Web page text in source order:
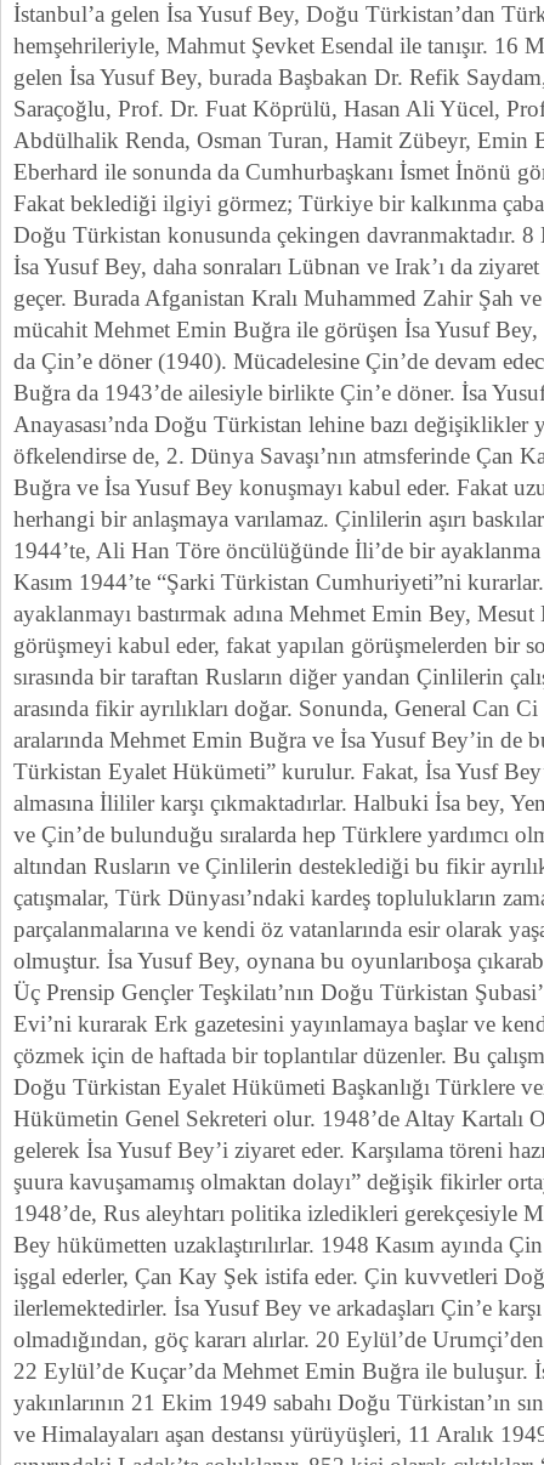
İstanbul’a gelen İsa Yusuf Bey, Doğu Türkistan’dan
hemşehrileriyle, Mahmut Şevket Esendal ile tanışır. 16
gelen İsa Yusuf Bey, burada Başbakan Dr. Refik
Saraçoğlu, Prof. Dr. Fuat Köprülü, Hasan Ali Yücel,
Abdülhalik Renda, Osman Turan, Hamit Zübeyr, Emin
Eberhard ile sonunda da Cumhurbaşkanı İsmet İnönü
Fakat beklediği ilgiyi görmez; Türkiye bir kalkınma
Doğu Türkistan konusunda çekingen davranmaktadır. 8
İsa Yusuf Bey, daha sonraları Lübnan ve Irak’ı da
geçer. Burada Afganistan Kralı Muhammed Zahir Şah
mücahit Mehmet Emin Buğra ile görüşen İsa Yusuf Bey,
da Çin’e döner (1940). Mücadelesine Çin’de devam
Buğra da 1943’de ailesiyle birlikte Çin’e döner. İsa
Anayasası’nda Doğu Türkistan lehine bazı değişiklikler
öfkelendirse de, 2. Dünya Savaşı’nın atmsferinde Çan
Buğra ve İsa Yusuf Bey konuşmayı kabul eder. Fakat
herhangi bir anlaşmaya varılamaz. Çinlilerin aşırı
1944’te, Ali Han Töre öncülüğünde İli’de bir
Kasım 1944’te “Şarki Türkistan Cumhuriyeti”ni
ayaklanmayı bastırmak adına Mehmet Emin Bey,
görüşmeyi kabul eder, fakat yapılan görüşmelerden bir
sırasında bir taraftan Rusların diğer yandan Çinlilerin
arasında fikir ayrılıkları doğar. Sonunda, General Can Ci
aralarında Mehmet Emin Buğra ve İsa Yusuf Bey’in de
Türkistan Eyalet Hükümeti” kurulur. Fakat, İsa Yusf
almasına İlililer karşı çıkmaktadırlar. Halbuki İsa bey,
ve Çin’de bulunduğu sıralarda hep Türklere yardımcı
altından Rusların ve Çinlilerin desteklediği bu fikir
çatışmalar, Türk Dünyası’ndaki kardeş toplulukların
parçalanmalarına ve kendi öz vatanlarında esir olarak
olmuştur. İsa Yusuf Bey, oynana bu oyunlarıboşa
Üç Prensip Gençler Teşkilatı’nın Doğu Türkistan
Evi’ni kurarak Erk gazetesini yayınlamaya başlar ve
çözmek için de haftada bir toplantılar düzenler. Bu
Doğu Türkistan Eyalet Hükümeti Başkanlığı Türklere
Hükümetin Genel Sekreteri olur. 1948’de Altay Kartalı
gelerek İsa Yusuf Bey’i ziyaret eder. Karşılama töreni
şuura kavuşamamış olmaktan dolayı” değişik fikirler
1948’de, Rus aleyhtarı politika izledikleri gerekçesiyle
Bey hükümetten uzaklaştırılırlar. 1948 Kasım ayında
işgal ederler, Çan Kay Şek istifa eder. Çin kuvvetleri
ilerlemektedirler. İsa Yusuf Bey ve arkadaşları Çin’e
olmadığından, göç kararı alırlar. 20 Eylül’de
22 Eylül’de Kuçar’da Mehmet Emin Buğra ile buluşur.
yakınlarının 21 Ekim 1949 sabahı Doğu Türkistan’ın
ve Himalayaları aşan destansı yürüyüşleri, 11 Aralık